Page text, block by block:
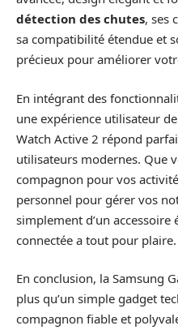
détection des chutes, ses
sa compatibilité étendue et
précieux pour améliorer
En intégrant des
une expérience utilisateur
Watch Active 2 répond
utilisateurs modernes. Que
compagnon pour vos
personnel pour gérer vos
simplement d’un
connectée a tout pour plaire.
En conclusion, la Samsung
plus qu’un simple gadget
compagnon fiable et